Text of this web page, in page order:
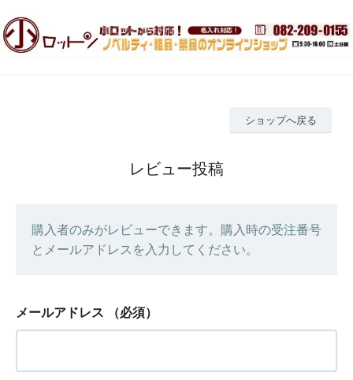
ショップへ戻る
レビュー投稿
購入者のみがレビューできます。購入時の受注番号
とメールアドレスを入力してください。
メールアドレス （必須）